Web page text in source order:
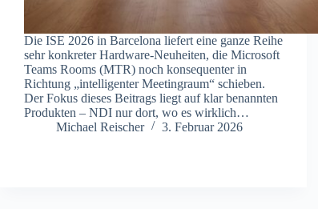
Die ISE 2026 in Barcelona liefert eine ganze Reihe
sehr konkreter Hardware‑Neuheiten, die Microsoft
Teams Rooms (MTR) noch konsequenter in
Richtung „intelligenter Meetingraum“ schieben.
Der Fokus dieses Beitrags liegt auf klar benannten
Produkten – NDI nur dort, wo es wirklich…
Michael Reischer
3. Februar 2026